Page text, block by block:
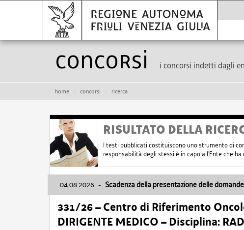
Concorsi i concorsi indetti dagli
home concorsi ricerca
RISULTATO DELLA
I testi pubblicati costituiscono uno strumento di
responsabilità degli stessi è in capo all'Ente che
04.08.2026 - Scadenza della presentazione delle
331/26 – Centro di Riferimento
DIRIGENTE MEDICO – Disciplina: